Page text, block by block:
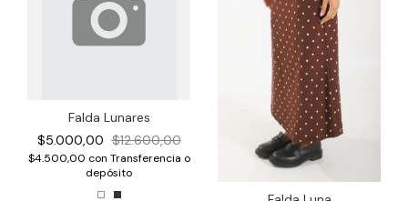
Falda Lunares
$5.000,00 $12.600,00
$4.500,00 con Transferencia o
depósito